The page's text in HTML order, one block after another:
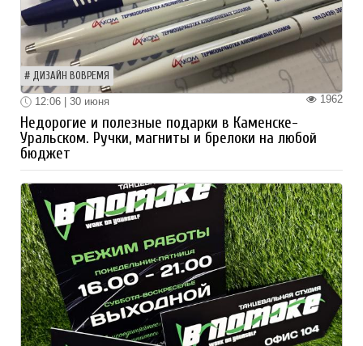
ДИЗАЙН ВОВРЕМЯ
1962
12:06 | 30 июня
Недорогие и полезные подарки в Каменске-
Уральском. Ручки, магниты и брелоки на любой
бюджет